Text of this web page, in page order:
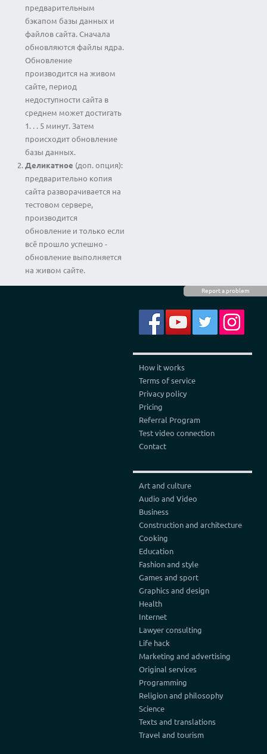
Report a problem
предварительным
бэкапом базы данных и
файлов сайта. Сначала
обновляются файлы ядра.
Обновление
производится на живом
сайте, период
недоступности сайта в
среднем может достигать
1. . . 5 минут. Затем
происходит обновление
базы данных.
Деликатное (доп. опция):
предварительно копия
сайта разворачивается на
тестовом сервере,
производится
обновление и только если
всё прошло успешно -
обновление выполняется
на живом сайте.
How it works
Terms of service
Privacy policy
Pricing
Referral Program
Test video connection
Contact
Art and culture
Audio and Video
Business
Construction and architecture
Cooking
Education
Fashion and style
Games and sport
Graphics and design
Health
Internet
Lawyer consulting
Life hack
Marketing and advertising
Original services
Programming
Religion and philosophy
Science
Texts and translations
Travel and tourism